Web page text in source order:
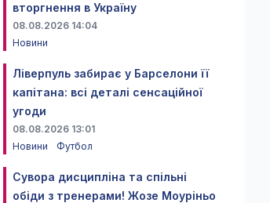
вторгнення в Україну
08.08.2026 14:04
Новини
Ліверпуль забирає у Барселони її
капітана: всі деталі сенсаційної
угоди
08.08.2026 13:01
Новини
Футбол
Сувора дисципліна та спільні
обіди з тренерами! Жозе Моуріньо